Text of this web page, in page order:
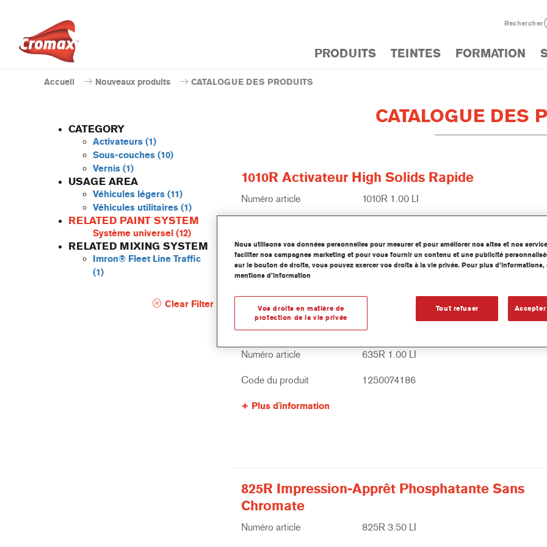
Rechercher
PRODUITS TEINTES FORMATION
Accueil Nouveaux produits CATALOGUE DES PRODUITS
CATEGORY
Activateurs (1)
Sous-couches (10)
Vernis (1)
USAGE AREA
Véhicules légers (11)
Véhicules utilitaires (1)
RELATED PAINT SYSTEM
Système universel (12)
RELATED MIXING SYSTEM
Imron® Fleet Line Traffic
(1)
Clear Filter
CATALOGUE DES
1010R Activateur High Solids Rapide
Numéro article 1010R 1.00 LI
Plus d'information
635R Impression Phosphatante Sans Chromate
Numéro article 635R 1.00 LI
Code du produit 1250074186
Plus d'information
825R Impression-Apprêt Phosphatante Sans
Chromate
Numéro article 825R 3.50 LI
Nous utilisons vos données personnelles pour mesurer et pour améliorer nos sites et nos
faciliter nos campagnes marketing et pour vous fournir un contenu et une publicité
sur le bouton de droite, vous pouvez exercer vos droits à la vie privée. Pour plus
mentions d’information
Tout refuser
Vos droits en matière de
protection de la vie privée